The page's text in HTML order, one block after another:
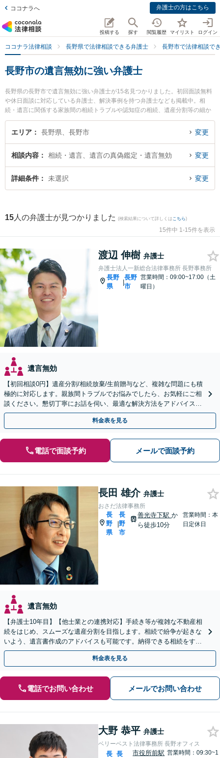
ココナラへ 弁護士の方はこちら
投稿する 探す 閲覧履歴 マイリスト ログイン
ココナラ法律相談 長野県で法律相談できる弁護士 長野市で法律相談で
長野市の遺言無効に強い弁護士
長野県の長野市で遺言無効に強い弁護士が15名見つかりました。初回面談無料
や休日面談に対応している弁護士、解決事例を持つ弁護士なども掲載中。相
続・遺言に関係する家族間の相続トラブルや認知症の相続、遺産分割等の細か
な分野での絞り込み検索もでき便利です。特に弁護士法人一新総合法律事務所
長野事務所の渡辺 伸樹弁護士やおさだ法律事務所の長田 雄介弁護士、ベリーベ
のトラブルを今すぐに弁護士に相談したい』『遺言無効のトラブル解決の実績
豊富な近くの弁護士を検索したい』『初回相談無料で遺言無効を法律相談でき
る長野市内の弁護士に相談予約したい』などでお困りの相談者さんにおすすめ
エリア 長野県、長野市 変更
相談内容 相続・遺言、遺言の真偽鑑定・遺言無効 変更
詳細条件 未選択 変更
15 人の弁護士が見つかりました (検索結果について詳しくは こちら)
15件中 1-15件を表示
渡辺 伸樹 弁護士
弁護士法人一新総合法律事務所 長野事務所
長野
県
|
長野
市
営業時間：09:00~17:00（土
曜日）
遺言無効
【初回相談0円】遺産分割/相続放棄/生前贈与など、複雑な問題にも積
極的に対応します。親族間トラブルでお悩みでしたら、お気軽にご相
談ください。懇切丁寧にお話を伺い、最適な解決方法をアドバイスし
ます。【相続は法律のプロにお任せ】
料金表を見る
電話で面談予約 メールで面談予約
長田 雄介 弁護士
おさだ法律事務所
長
野
県
|
長
野
市
善光寺下駅か
ら徒歩10分
営業時間：本
日定休日
遺言無効
【弁護士10年目】【他士業との連携対応】手続き等が複雑な不動産相
続をはじめ、スムーズな遺産分割を目指します。相続で紛争が起きな
いよう、遺言書作成のアドバイスも可能です。納得できる相続をする
ため、お早めにご相談ください。【休日・夜間相談可】
料金表を見る
電話でお問い合わせ メールでお問い合わせ
大野 恭平 弁護士
ベリーベスト法律事務所 長野オフィス
長 長
市役所前駅 営業時間：09:30~1